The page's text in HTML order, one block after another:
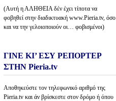
(Αυτή η ΑΛΗΘΕΙΑ δέν έχει τίποτα να
φοβηθεί στην διαδικτυακή www.Pieria.tv, όσο
και να την γελοιοποιούν οι… φοβισμένοι)
ΓΙΝΕ ΚΙ’ ΕΣΥ ΡΕΠΟΡΤΕΡ
ΣΤΗΝ Pieria.tv
Αποθηκεύστε τον τηλεφωνικό αριθμό της
Pieria.tv και άν βρίσκεστε στον δρόμο ή όπου